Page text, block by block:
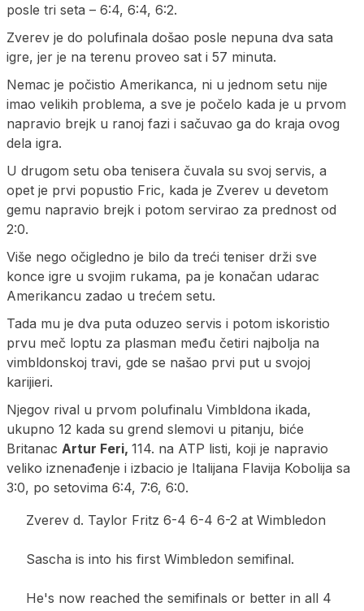
posle tri seta – 6:4, 6:4, 6:2.
Zverev je do polufinala došao posle nepuna dva sata
igre, jer je na terenu proveo sat i 57 minuta.
Nemac je počistio Amerikanca, ni u jednom setu nije
imao velikih problema, a sve je počelo kada je u prvom
napravio brejk u ranoj fazi i sačuvao ga do kraja ovog
dela igra.
U drugom setu oba tenisera čuvala su svoj servis, a
opet je prvi popustio Fric, kada je Zverev u devetom
gemu napravio brejk i potom servirao za prednost od
2:0.
Više nego očigledno je bilo da treći teniser drži sve
konce igre u svojim rukama, pa je konačan udarac
Amerikancu zadao u trećem setu.
Tada mu je dva puta oduzeo servis i potom iskoristio
prvu meč loptu za plasman među četiri najbolja na
vimbldonskoj travi, gde se našao prvi put u svojoj
karijieri.
Njegov rival u prvom polufinalu Vimbldona ikada,
ukupno 12 kada su grend slemovi u pitanju, biće
Britanac Artur Feri, 114. na ATP listi, koji je napravio
veliko iznenađenje i izbacio je Italijana Flavija Kobolija sa
3:0, po setovima 6:4, 7:6, 6:0.
Zverev d. Taylor Fritz 6-4 6-4 6-2 at Wimbledon
Sascha is into his first Wimbledon semifinal.
He's now reached the semifinals or better in all 4